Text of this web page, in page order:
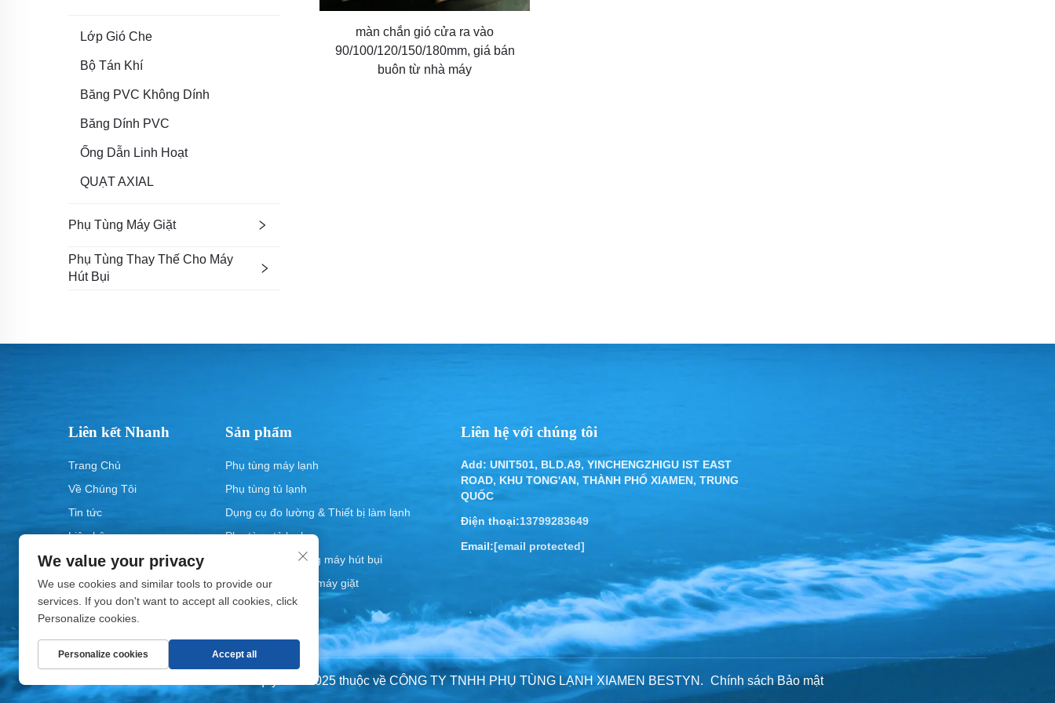
Lớp Gió Che
Bộ Tán Khí
Băng PVC Không Dính
Băng Dính PVC
Ống Dẫn Linh Hoạt
QUẠT AXIAL
Phụ Tùng Máy Giặt
Phụ Tùng Thay Thế Cho Máy
Hút Bụi
màn chắn gió cửa ra vào
90/100/120/150/180mm, giá bán
buôn từ nhà máy
Liên kết Nhanh
Trang Chủ
Về Chúng Tôi
Tin tức
Liên hệ
Sản phẩm
Phụ tùng máy lạnh
Phụ tùng tủ lạnh
Dụng cụ đo lường & Thiết bị làm lạnh
Phụ tùng tủ lạnh
Linh kiện dự phòng máy hút bụi
Linh kiện thay thế máy giặt
Liên hệ với chúng tôi
Add: UNIT501, BLD.A9, YINCHENGZHIGU IST EAST
ROAD, KHU TONG'AN, THÀNH PHỐ XIAMEN, TRUNG
QUỐC
Điện thoại:13799283649
Email:[email protected]
Bản quyền © 2025 thuộc về CÔNG TY TNHH PHỤ TÙNG LẠNH XIAMEN BESTYN. Chính sách Bảo mật
We value your privacy
We use cookies and similar tools to provide our
services. If you don't want to accept all cookies, click
Personalize cookies.
Personalize cookies Accept all